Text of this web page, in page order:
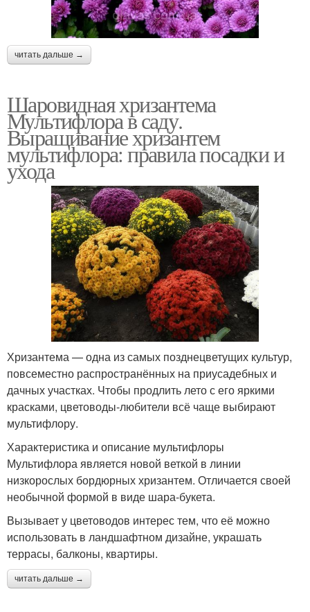
читать дальше →
Шаровидная хризантема
Мультифлора в саду.
Выращивание хризантем
мультифлора: правила посадки и
ухода
Хризантема — одна из самых позднецветущих культур,
повсеместно распространённых на приусадебных и
дачных участках. Чтобы продлить лето с его яркими
красками, цветоводы-любители всё чаще выбирают
мультифлору.
Характеристика и описание мультифлоры
Мультифлора является новой веткой в линии
низкорослых бордюрных хризантем. Отличается своей
необычной формой в виде шара-букета.
Вызывает у цветоводов интерес тем, что её можно
использовать в ландшафтном дизайне, украшать
террасы, балконы, квартиры.
читать дальше →